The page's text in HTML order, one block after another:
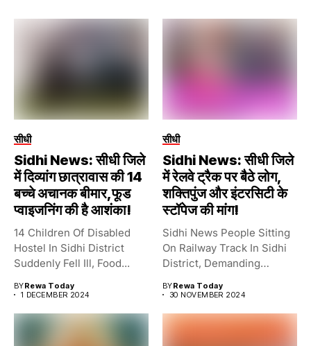
सीधी
Sidhi News: सीधी जिले
में दिव्यांग छात्रावास की 14
बच्चे अचानक बीमार,फूड
प्वाइजनिंग की है आशंका!
14 Children Of Disabled
Hostel In Sidhi District
Suddenly Fell Ill, Food...
BYRewa Today
1 DECEMBER 2024
सीधी
Sidhi News: सीधी जिले
में रेलवे ट्रैक पर बैठे लोग,
शक्तिपुंज और इंटरसिटी के
स्टॉपेज की मांग!
Sidhi News People Sitting
On Railway Track In Sidhi
District, Demanding
BYRewa Today
30 NOVEMBER 2024